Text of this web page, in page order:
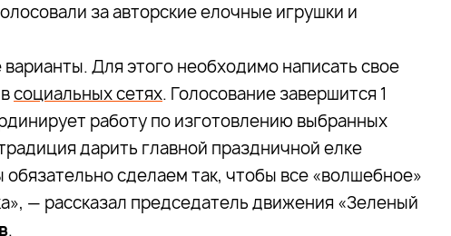
за авторские елочные игрушки и
Для этого необходимо написать свое
социальных сетях. Голосование завершится 1
работу по изготовлению выбранных
дарить главной праздничной елке
сделаем так, чтобы все «волшебное»
— рассказал председатель движения «Зеленый
.